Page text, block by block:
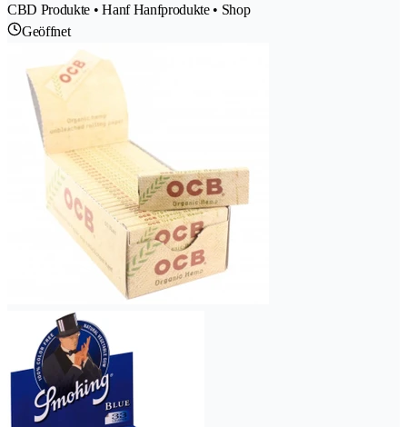
CBD Produkte • Hanf Hanfprodukte • Shop
Geöffnet